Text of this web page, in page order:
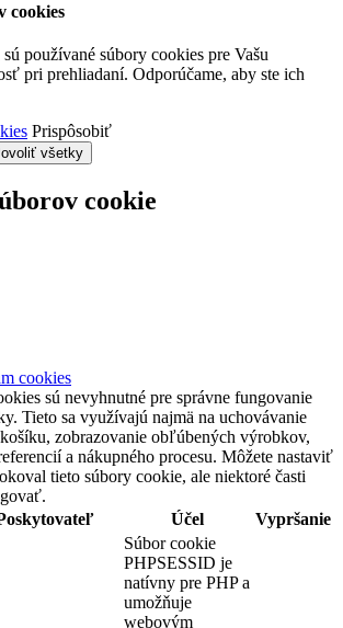
cookies
používané súbory cookies pre Vašu
pri prehliadaní. Odporúčame, aby ste ich
Prispôsobiť
všetky
cookie
cookies
sú nevyhnutné pre správne fungovanie
Tieto sa využívajú najmä na uchovávanie
zobrazovanie obľúbených výrobkov,
a nákupného procesu. Môžete nastaviť
tieto súbory cookie, ale niektoré časti
Účel Vypršanie
Súbor cookie
PHPSESSID je
natívny pre PHP a
umožňuje
webovým